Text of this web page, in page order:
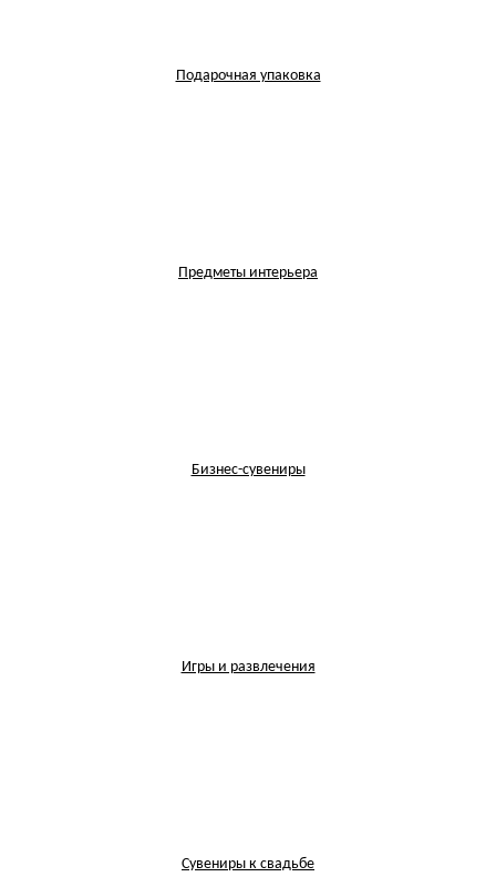
Подарочная упаковка
Предметы интерьера
Бизнес-сувениры
Игры и развлечения
Сувениры к свадьбе